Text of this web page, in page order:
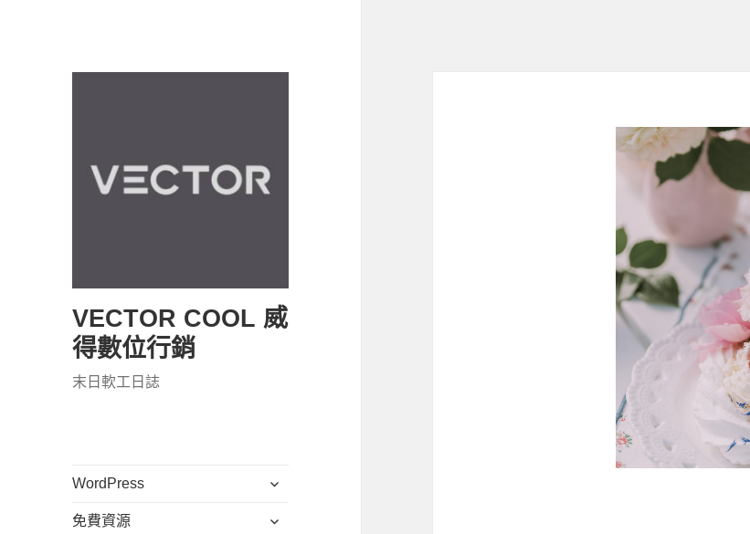
VECTOR COOL 威
得數位行銷
末日軟工日誌
WordPress
展
子
免費資源
展